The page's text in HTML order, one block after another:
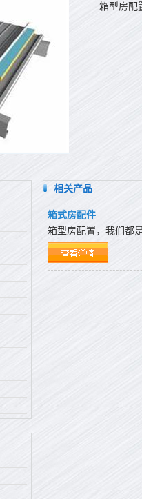
箱型房配
相关产品
箱式房配件
箱型房配置，我们都